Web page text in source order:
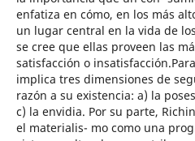
enfatiza en cómo, en los más
un lugar central en la vida de
se cree que ellas proveen las
satisfacción o
implica tres dimensiones de
razón a su existencia: a) la
c) la envidia. Por su parte,
el materialis- mo como una